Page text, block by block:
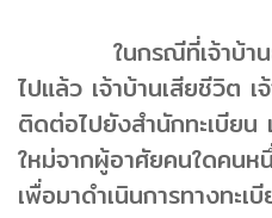
ในกรณีที่เจ้าบ้านย้า
ไปแล้ว เจ้าบ้านเสียชีวิต
ติดต่อไปยังสำนักทะเบียน
ใหม่จากผู้อาศัยคนใดคนห
เพื่อมาดำเนินการทางทะเ